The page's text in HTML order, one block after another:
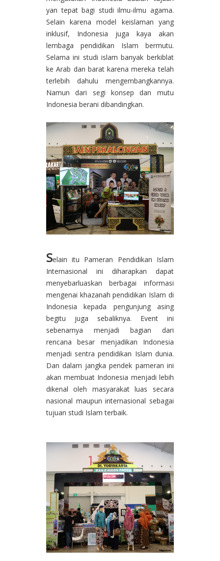
yan tepat bagi studi ilmu-ilmu agama.
Selain karena model keislaman yang
inklusif, Indonesia juga kaya akan
lembaga pendidikan Islam bermutu.
Selama ini studi islam banyak berkiblat
ke Arab dan barat karena mereka telah
terlebih dahulu mengembangkannya.
Namun dari segi konsep dan mutu
Indonesia berani dibandingkan.
Selain itu Pameran Pendidikan Islam
Internasional ini diharapkan dapat
menyebarluaskan berbagai informasi
mengenai khazanah pendidikan Islam di
Indonesia kepada pengunjung asing
begitu juga sebaliknya. Event ini
sebenarnya menjadi bagian dari
rencana besar menjadikan Indonesia
menjadi sentra pendidikan Islam dunia.
Dan dalam jangka pendek pameran ini
akan membuat Indonesia menjadi lebih
dikenal oleh masyarakat luas secara
nasional maupun internasional sebagai
tujuan studi Islam terbaik.